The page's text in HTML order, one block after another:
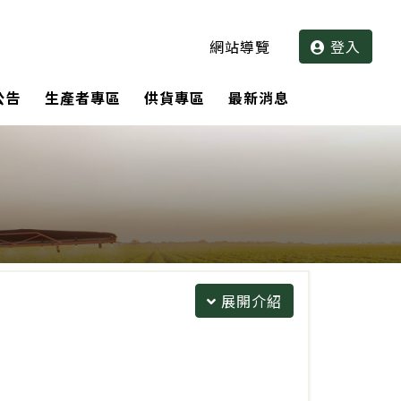
網站導覽 登入
告 生產者專區 供貨專區 最新消息
展開介紹